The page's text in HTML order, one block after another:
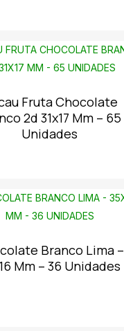
Fruta Chocolate
2d 31x17 Mm – 65
Unidades
Branco Lima –
Mm – 36 Unidades